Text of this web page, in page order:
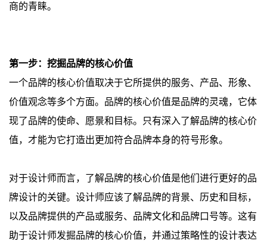
商的青睐。
第一步：挖掘品牌的核心价值
一个品牌的核心价值取决于它所提供的服务、产品、形象、
价值观念等多个方面。品牌的核心价值是品牌的灵魂，它体
现了品牌的使命、愿景和目标。只有深入了解品牌的核心价
值，才能为它打造出更加符合品牌本身的符号形象。
对于设计师而言，了解品牌的核心价值是他们进行更好的品
牌设计的关键。设计师应该了解品牌的背景、历史和目标，
以及品牌提供的产品或服务、品牌文化和品牌口号等。这有
助于设计师发掘品牌的核心价值，并通过策略性的设计表达